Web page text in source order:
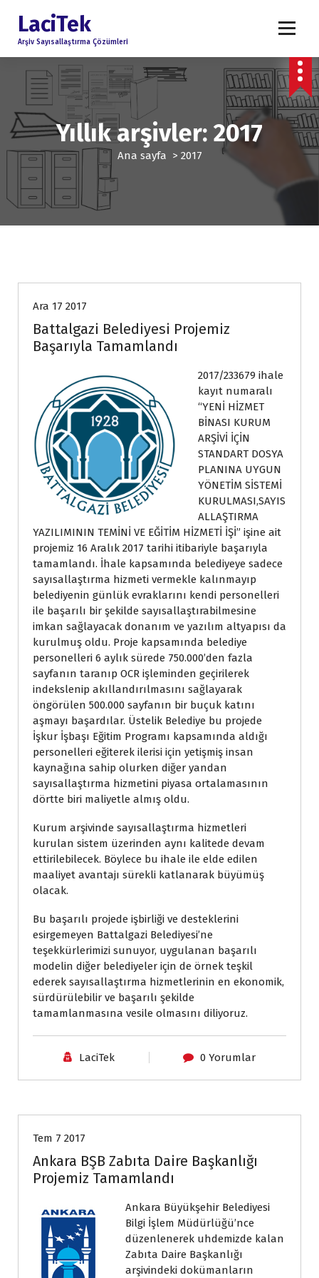
r
LaciTek
Arşiv Sayısallaştırma Çözümleri
Yıllık arşivler: 2017
Ana sayfa > 2017
Ara 17 2017
Battalgazi Belediyesi Projemiz
Başarıyla Tamamlandı
2017/233679 ihale
kayıt numaralı
“YENİ HİZMET
BİNASI KURUM
ARŞİVİ İÇİN
STANDART DOSYA
PLANINA UYGUN
YÖNETİM SİSTEMİ
KURULMASI,SAYIS
ALLAŞTIRMA
YAZILIMININ TEMİNİ VE EĞİTİM HİZMETİ İŞİ” işine ait
projemiz 16 Aralık 2017 tarihi itibariyle başarıyla
tamamlandı. İhale kapsamında belediyeye sadece
sayısallaştırma hizmeti vermekle kalınmayıp
belediyenin günlük evraklarını kendi personelleri
ile başarılı bir şekilde sayısallaştırabilmesine
imkan sağlayacak donanım ve yazılım altyapısı da
kurulmuş oldu. Proje kapsamında belediye
personelleri 6 aylık sürede 750.000’den fazla
sayfanın taranıp OCR işleminden geçirilerek
indekslenip akıllandırılmasını sağlayarak
öngörülen 500.000 sayfanın bir buçuk katını
aşmayı başardılar. Üstelik Belediye bu projede
İşkur İşbaşı Eğitim Programı kapsamında aldığı
personelleri eğiterek ilerisi için yetişmiş insan
kaynağına sahip olurken diğer yandan
sayısallaştırma hizmetini piyasa ortalamasının
dörtte biri maliyetle almış oldu.
Kurum arşivinde sayısallaştırma hizmetleri
kurulan sistem üzerinden aynı kalitede devam
ettirilebilecek. Böylece bu ihale ile elde edilen
maaliyet avantajı sürekli katlanarak büyümüş
olacak.
Bu başarılı projede işbirliği ve desteklerini
esirgemeyen Battalgazi Belediyesi’ne
teşekkürlerimizi sunuyor, uygulanan başarılı
modelin diğer belediyeler için de örnek teşkil
ederek sayısallaştırma hizmetlerinin en ekonomik,
sürdürülebilir ve başarılı şekilde
tamamlanmasına vesile olmasını diliyoruz.
LaciTek 0 Yorumlar
Tem 7 2017
Ankara BŞB Zabıta Daire Başkanlığı
Projemiz Tamamlandı
Ankara Büyükşehir Belediyesi
Bilgi İşlem Müdürlüğü’nce
düzenlenerek uhdemizde kalan
Zabıta Daire Başkanlığı
arşivindeki dokümanların